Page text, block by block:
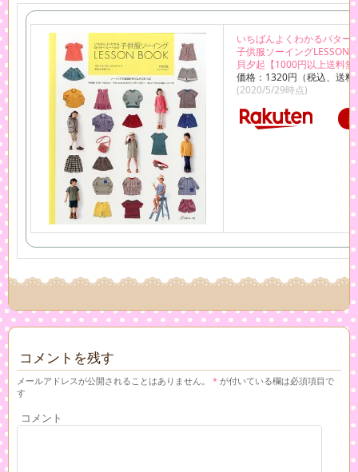
いちばんよくわかるパター
子供服ソーイングLESSON
貝夕起【1000円以上送料無
価格：1320円（税込、送料
(2020/5/29時点)
コメントを残す
メールアドレスが公開されることはありません。 * が付いている欄は必須項目で
す
コメント